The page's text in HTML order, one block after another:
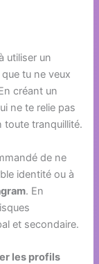
utiliser un
tu ne veux
créant un
ne te relie pas
toute tranquillité.
de ne
identité ou à
. En
et secondaire.
les profils